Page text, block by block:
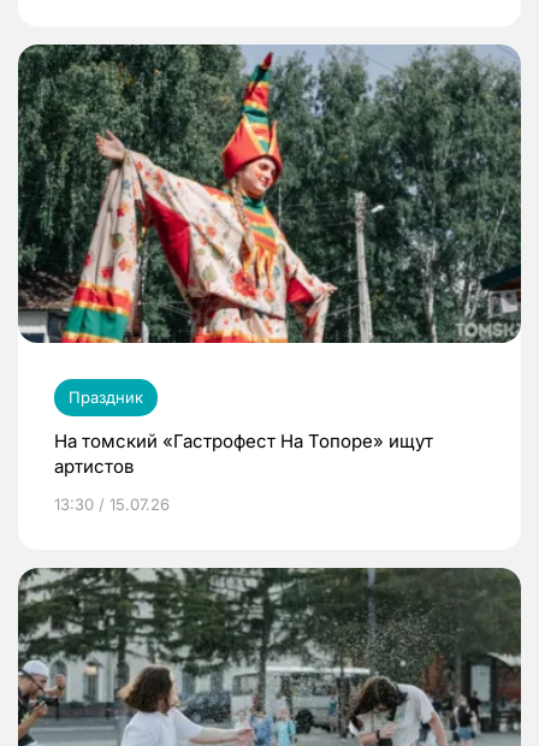
Праздник
На томский «Гастрофест На Топоре» ищут
артистов
13:30 / 15.07.26